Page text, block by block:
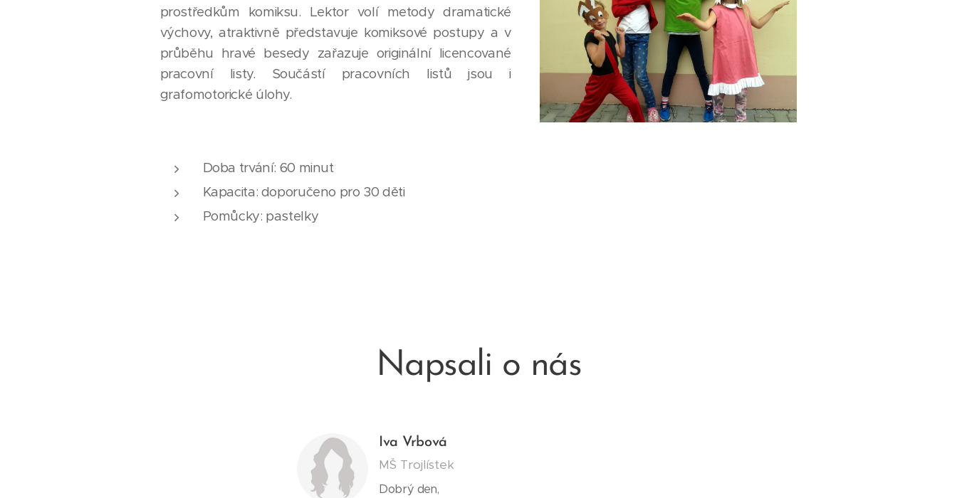
prostředkům komiksu. Lektor volí metody dramatické
výchovy, atraktivně představuje komiksové postupy a v
průběhu hravé besedy zařazuje originální licencované
pracovní listy. Součástí pracovních listů jsou i
grafomotorické úlohy.
Doba trvání: 60 minut
Kapacita: doporučeno pro 30 děti
Pomůcky: pastelky
Napsali o nás
Iva Vrbová
MŠ Trojlístek
Dobrý den,